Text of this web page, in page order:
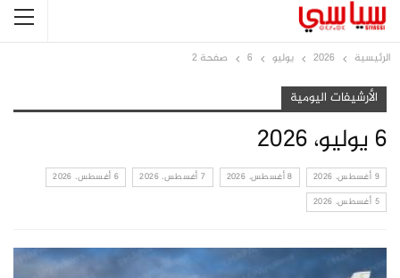
الرئيسية 2026 يوليو 6 صفحة 2
الأرشيفات اليومية
6 يوليو، 2026
9 أغسطس، 2026 8 أغسطس، 2026 7 أغسطس، 2026
6 أغسطس، 2026
5 أغسطس، 2026